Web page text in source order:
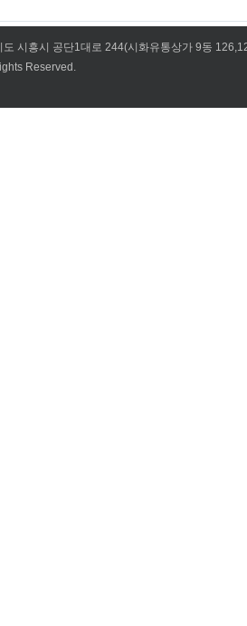
도 시흥시 공단1대로 244(시화유통상가 9동
Reserved.